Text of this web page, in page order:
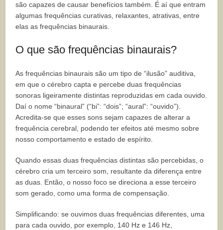
são capazes de causar benefícios também. É aí que entram
algumas frequências curativas, relaxantes, atrativas, entre
elas as frequências binaurais.
O que são frequências binaurais?
As frequências binaurais são um tipo de “ilusão” auditiva,
em que o cérebro capta e percebe duas frequências
sonoras ligeiramente distintas reproduzidas em cada ouvido.
Daí o nome “binaural” (“bi”: “dois”; “aural”: “ouvido”).
Acredita-se que esses sons sejam capazes de alterar a
frequência cerebral, podendo ter efeitos até mesmo sobre
nosso comportamento e estado de espírito.
Quando essas duas frequências distintas são percebidas, o
cérebro cria um terceiro som, resultante da diferença entre
as duas. Então, o nosso foco se direciona a esse terceiro
som gerado, como uma forma de compensação.
Simplificando: se ouvimos duas frequências diferentes, uma
para cada ouvido, por exemplo, 140 Hz e 146 Hz,